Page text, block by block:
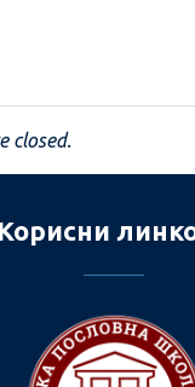
closed.
Корисни